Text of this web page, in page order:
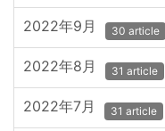
2022年9月 30 article
2022年8月 31 article
2022年7月 31 article